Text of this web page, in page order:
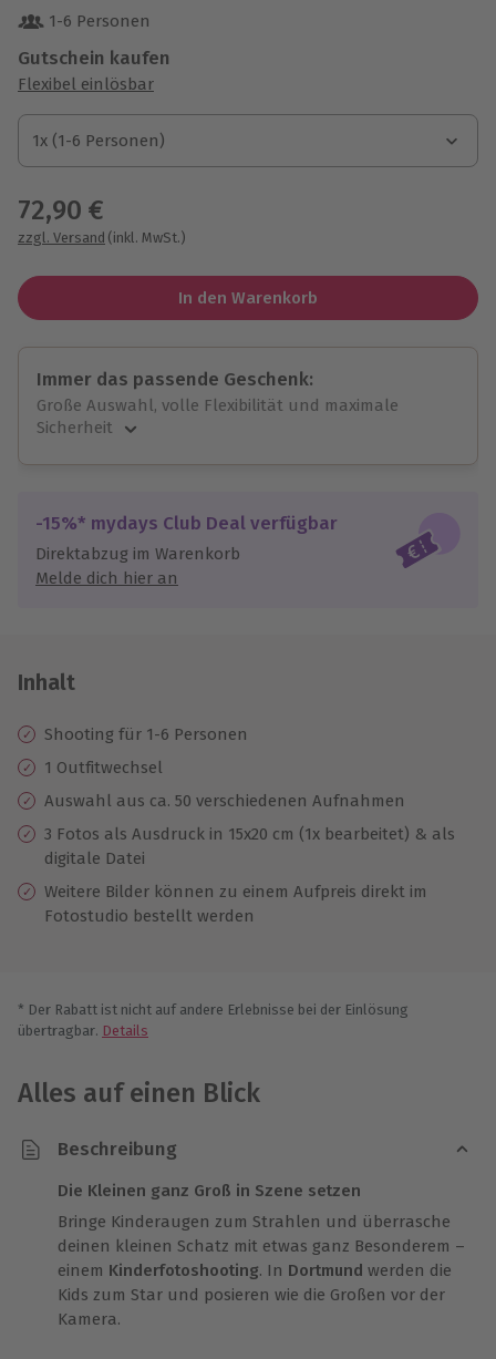
1-6 Personen
Gutschein kaufen
Flexibel einlösbar
1x (1-6 Personen)
1x (1-6 Personen)
1x (1-6 Personen)
72,90 €
zzgl. Versand (inkl. MwSt.)
In den Warenkorb
Immer das passende Geschenk:
Große Auswahl, volle Flexibilität und maximale
Sicherheit
Jeder Gutschein für alle Erlebnisse einlösbar.
Maximale Sicherheit
10 Jahre gültig & verlängerbar.
-15%* mydays Club Deal verfügbar
Direktabzug im Warenkorb
Melde dich hier an
Inhalt
Shooting für 1-6 Personen
1 Outfitwechsel
Auswahl aus ca. 50 verschiedenen Aufnahmen
3 Fotos als Ausdruck in 15x20 cm (1x bearbeitet) & als
digitale Datei
Weitere Bilder können zu einem Aufpreis direkt im
Fotostudio bestellt werden
* Der Rabatt ist nicht auf andere Erlebnisse bei der Einlösung
übertragbar. Details
Alles auf einen Blick
Beschreibung
Die Kleinen ganz Groß in Szene setzen
Bringe Kinderaugen zum Strahlen und überrasche
deinen kleinen Schatz mit etwas ganz Besonderem –
einem Kinderfotoshooting. In Dortmund werden die
Kids zum Star und posieren wie die Großen vor der
Kamera.